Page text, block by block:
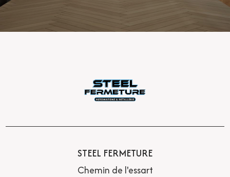
STEEL FERMETURE
Chemin de l'essart